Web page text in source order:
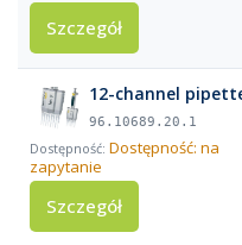
Szczegół
12-channel
96.10689.20.1
Dostępność: na
zapytanie
Szczegół